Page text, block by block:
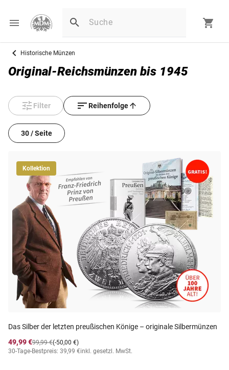
Historische Münzen
Original-Reichsmünzen bis 1945
Filter Reihenfolge
30 / Seite
Kollektion
Das Silber der letzten preußischen Könige – originale Silbermünzen
49,99 €
(-50,00 €)
99,99 €
30-Tage-Bestpreis: 39,99 €inkl. gesetzl. MwSt.